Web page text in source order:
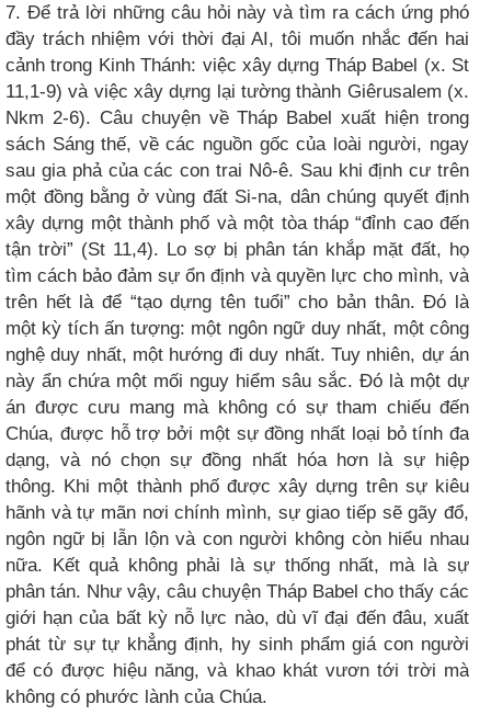
7. Để trả lời những câu hỏi này và tìm ra cách ứng phó
đầy trách nhiệm với thời đại AI, tôi muốn nhắc đến hai
cảnh trong Kinh Thánh: việc xây dựng Tháp Babel (x. St
11,1-9) và việc xây dựng lại tường thành Giêrusalem (x.
Nkm 2-6). Câu chuyện về Tháp Babel xuất hiện trong
sách Sáng thế, về các nguồn gốc của loài người, ngay
sau gia phả của các con trai Nô-ê. Sau khi định cư trên
một đồng bằng ở vùng đất Si-na, dân chúng quyết định
xây dựng một thành phố và một tòa tháp “đỉnh cao đến
tận trời” (St 11,4). Lo sợ bị phân tán khắp mặt đất, họ
tìm cách bảo đảm sự ổn định và quyền lực cho mình, và
trên hết là để “tạo dựng tên tuổi” cho bản thân. Đó là
một kỳ tích ấn tượng: một ngôn ngữ duy nhất, một công
nghệ duy nhất, một hướng đi duy nhất. Tuy nhiên, dự án
này ẩn chứa một mối nguy hiểm sâu sắc. Đó là một dự
án được cưu mang mà không có sự tham chiếu đến
Chúa, được hỗ trợ bởi một sự đồng nhất loại bỏ tính đa
dạng, và nó chọn sự đồng nhất hóa hơn là sự hiệp
thông. Khi một thành phố được xây dựng trên sự kiêu
hãnh và tự mãn nơi chính mình, sự giao tiếp sẽ gãy đổ,
ngôn ngữ bị lẫn lộn và con người không còn hiểu nhau
nữa. Kết quả không phải là sự thống nhất, mà là sự
phân tán. Như vậy, câu chuyện Tháp Babel cho thấy các
giới hạn của bất kỳ nỗ lực nào, dù vĩ đại đến đâu, xuất
phát từ sự tự khẳng định, hy sinh phẩm giá con người
để có được hiệu năng, và khao khát vươn tới trời mà
không có phước lành của Chúa.